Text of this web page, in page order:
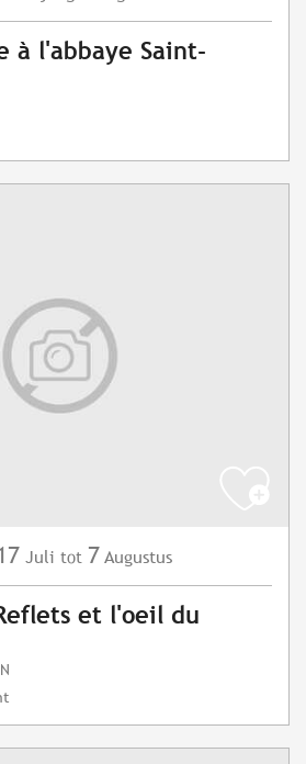
à l'abbaye Saint-
Juli tot 7 Augustus
et l'oeil du